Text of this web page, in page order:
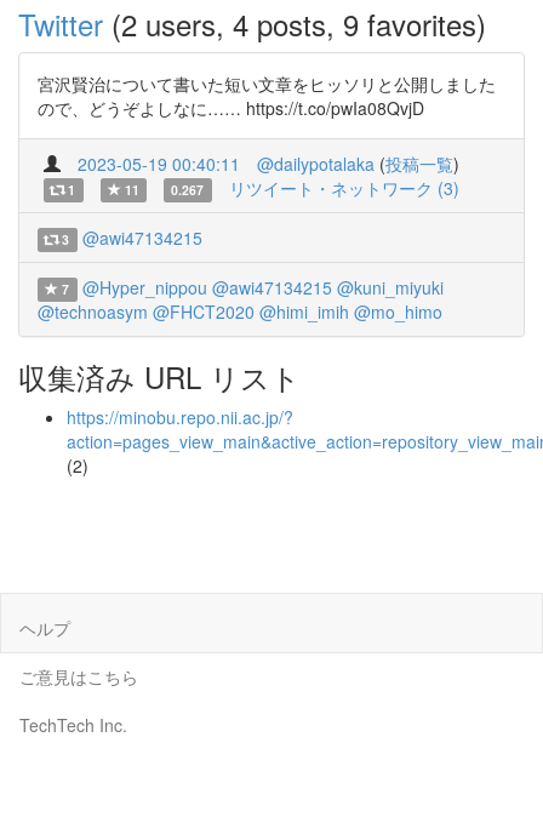
Twitter (2 users, 4 posts, 9 favorites)
宮沢賢治について書いた短い文章をヒッソリと公開しました
ので、どうぞよしなに…… https://t.co/pwIa08QvjD
2023-05-19 00:40:11 @dailypotalaka (投稿一覧)
1 11 0.267 リツイート・ネットワーク (3)
3 @awi47134215
7 @Hyper_nippou @awi47134215 @kuni_miyuki
@technoasym @FHCT2020 @himi_imih @mo_himo
収集済み URL リスト
https://minobu.repo.nii.ac.jp/?
(2)
ヘルプ
ご意見はこちら
TechTech Inc.